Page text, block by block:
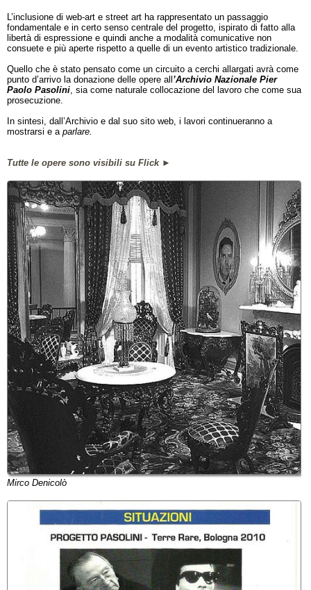
L’inclusione di web-art e street art ha rappresentato un passaggio
fondamentale e in certo senso centrale del progetto, ispirato di fatto alla
libertà di espressione e quindi anche a modalità comunicative non
consuete e più aperte rispetto a quelle di un evento artistico tradizionale.
Quello che è stato pensato come un circuito a cerchi allargati avrà come
punto d’arrivo la donazione delle opere all ’Archivio Nazionale Pier
Paolo Pasolini, sia come naturale collocazione del lavoro che come sua
prosecuzione.
In sintesi, dall’Archivio e dal suo sito web, i lavori continueranno a
mostrarsi e a parlare.
Tutte le opere sono visibili su Flick ►
Mirco Denicolò